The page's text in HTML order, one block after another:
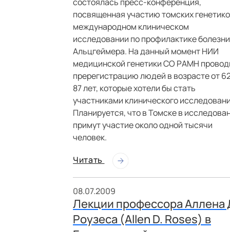
посвященная участию томских
международном клиническом
исследовании по профилактике болезни
Альцгеймера. На данный момент НИИ
медицинской генетики СО РАМН
пререгистрацию людей в возрасте от
87 лет, которые хотели бы стать
участниками клинического
Планируется, что в Томске в
примут участие около одной тысячи
человек.
Читать
08.07.2009
Лекции профессора Аллена
Роузеса (Allen D. Roses) в